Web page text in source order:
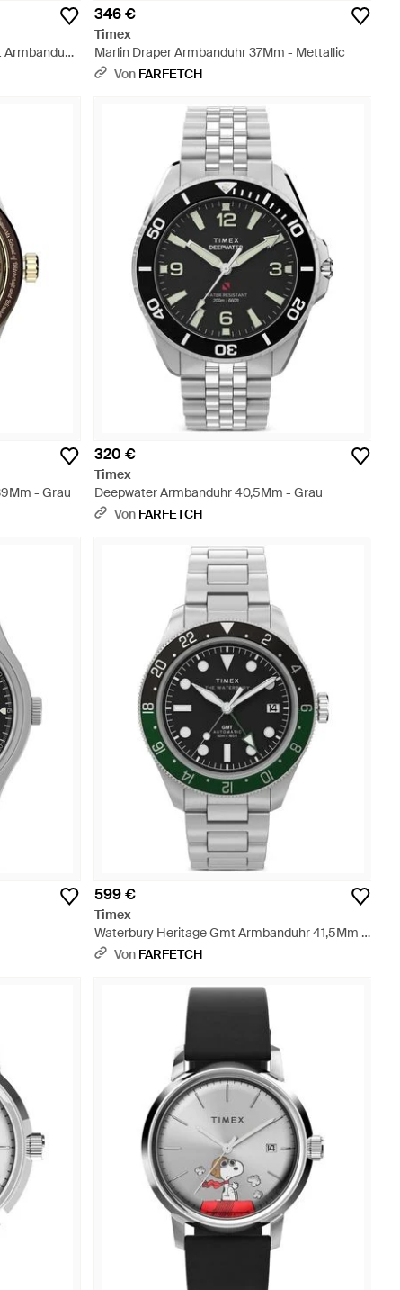
346 €
Timex
Marlin Draper Armbanduhr 37Mm - Mettallic
Von FARFETCH
- Grau
320 €
Timex
Deepwater Armbanduhr 40,5Mm - Grau
Von FARFETCH
599 €
Timex
Waterbury Heritage Gmt Armbanduhr 41,5Mm -
GrauVon FARFETCH